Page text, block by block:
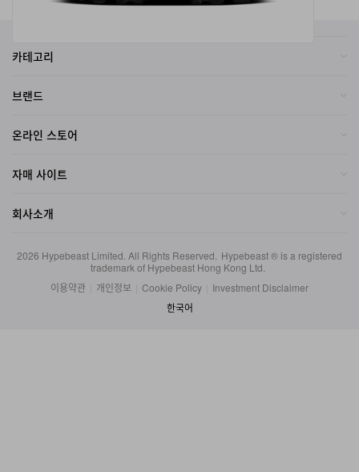
카테고리
브랜드
온라인 스토어
자매 사이트
회사소개
2026 Hypebeast Limited . All Rights Reserved. Hypebeast ® is a registered
trademark of Hypebeast Hong Kong Ltd.
이용약관
개인정보 Cookie Policy
Investment Disclaimer
한국어